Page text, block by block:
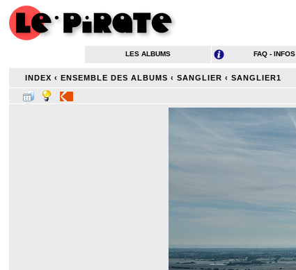
LES ALBUMS FAQ - INFOS
INDEX ‹ ENSEMBLE DES ALBUMS ‹ SANGLIER ‹ SANGLIER1